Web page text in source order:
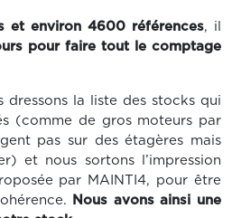
et environ 4600 références, il
pour faire tout le comptage
dressons la liste des stocks qui
(comme de gros moteurs par
pas sur des étagères mais
et nous sortons l’impression
par MAINTI4, pour être
Nous avons ainsi une